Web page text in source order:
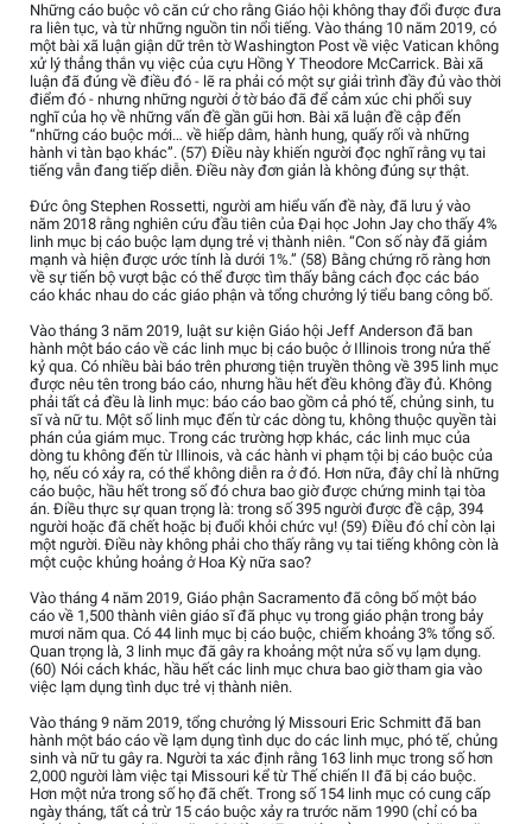
Những cáo buộc vô căn cứ cho rằng Giáo hội không thay đổi được đưa
ra liên tục, và từ những nguồn tin nổi tiếng. Vào tháng 10 năm 2019, có
một bài xã luận giận dữ trên tờ Washington Post về việc Vatican không
xử lý thẳng thắn vụ việc của cựu Hồng Y Theodore McCarrick. Bài xã
luận đã đúng về điều đó - lẽ ra phải có một sự giải trình đầy đủ vào thời
điểm đó - nhưng những người ở tờ báo đã để cảm xúc chi phối suy
nghĩ của họ về những vấn đề gần gũi hơn. Bài xã luận đề cập đến
“những cáo buộc mới… về hiếp dâm, hành hung, quấy rối và những
hành vi tàn bạo khác”. (57) Điều này khiến người đọc nghĩ rằng vụ tai
tiếng vẫn đang tiếp diễn. Điều này đơn giản là không đúng sự thật.
Đức ông Stephen Rossetti, người am hiểu vấn đề này, đã lưu ý vào
năm 2018 rằng nghiên cứu đầu tiên của Đại học John Jay cho thấy 4%
linh mục bị cáo buộc lạm dụng trẻ vị thành niên. “Con số này đã giảm
mạnh và hiện được ước tính là dưới 1%.” (58) Bằng chứng rõ ràng hơn
về sự tiến bộ vượt bậc có thể được tìm thấy bằng cách đọc các báo
cáo khác nhau do các giáo phận và tổng chưởng lý tiểu bang công bố.
Vào tháng 3 năm 2019, luật sư kiện Giáo hội Jeff Anderson đã ban
hành một báo cáo về các linh mục bị cáo buộc ở Illinois trong nửa thế
kỷ qua. Có nhiều bài báo trên phương tiện truyền thông về 395 linh mục
được nêu tên trong báo cáo, nhưng hầu hết đều không đầy đủ. Không
phải tất cả đều là linh mục: báo cáo bao gồm cả phó tế, chủng sinh, tu
sĩ và nữ tu. Một số linh mục đến từ các dòng tu, không thuộc quyền tài
phán của giám mục. Trong các trường hợp khác, các linh mục của
dòng tu không đến từ Illinois, và các hành vi phạm tội bị cáo buộc của
họ, nếu có xảy ra, có thể không diễn ra ở đó. Hơn nữa, đây chỉ là những
cáo buộc, hầu hết trong số đó chưa bao giờ được chứng minh tại tòa
án. Điều thực sự quan trọng là: trong số 395 người được đề cập, 394
người hoặc đã chết hoặc bị đuổi khỏi chức vụ! (59) Điều đó chỉ còn lại
một người. Điều này không phải cho thấy rằng vụ tai tiếng không còn là
một cuộc khủng hoảng ở Hoa Kỳ nữa sao?
Vào tháng 4 năm 2019, Giáo phận Sacramento đã công bố một báo
cáo về 1,500 thành viên giáo sĩ đã phục vụ trong giáo phận trong bảy
mươi năm qua. Có 44 linh mục bị cáo buộc, chiếm khoảng 3% tổng số.
Quan trọng là, 3 linh mục đã gây ra khoảng một nửa số vụ lạm dụng.
(60) Nói cách khác, hầu hết các linh mục chưa bao giờ tham gia vào
việc lạm dụng tình dục trẻ vị thành niên.
Vào tháng 9 năm 2019, tổng chưởng lý Missouri Eric Schmitt đã ban
hành một báo cáo về lạm dụng tình dục do các linh mục, phó tế, chủng
sinh và nữ tu gây ra. Người ta xác định rằng 163 linh mục trong số hơn
2,000 người làm việc tại Missouri kể từ Thế chiến II đã bị cáo buộc.
Hơn một nửa trong số họ đã chết. Trong số 154 linh mục có cung cấp
ngày tháng, tất cả trừ 15 cáo buộc xảy ra trước năm 1990 (chỉ có ba